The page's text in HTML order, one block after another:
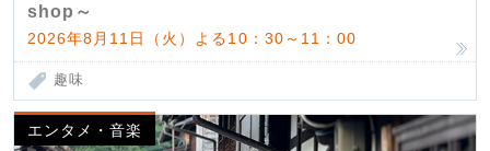
shop～
2026年8月11日（火）よる10：30～11：00
趣味
エンタメ・音楽